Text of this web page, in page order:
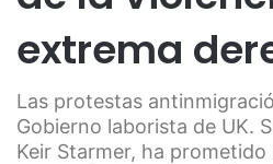
extrema
Las protestas
Gobierno laborista de UK.
Keir Starmer, ha prometido